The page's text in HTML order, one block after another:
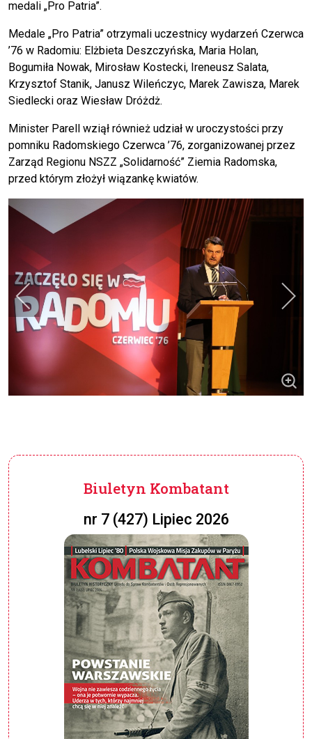
medali „Pro Patria”.
Medale „Pro Patria” otrzymali uczestnicy wydarzeń Czerwca
’76 w Radomiu: Elżbieta Deszczyńska, Maria Holan,
Bogumiła Nowak, Mirosław Kostecki, Ireneusz Salata,
Krzysztof Stanik, Janusz Wileńczyc, Marek Zawisza, Marek
Siedlecki oraz Wiesław Dróżdż.
Minister Parell wziął również udział w uroczystości przy
pomniku Radomskiego Czerwca ’76, zorganizowanej przez
Zarząd Regionu NSZZ „Solidarność” Ziemia Radomska,
przed którym złożył wiązankę kwiatów.
Biuletyn Kombatant
nr 7 (427) Lipiec 2026